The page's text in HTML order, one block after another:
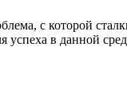
с которой
успеха в данной